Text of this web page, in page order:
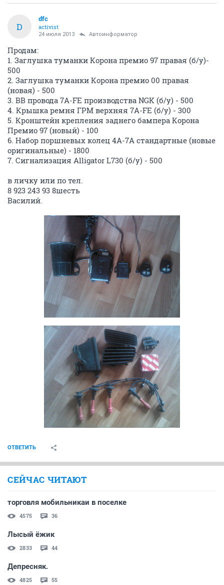
D
dfc
activist
24 июля 2013 Автоинформатор
Продам:
1. Заглушка туманки Корона премио 97 правая (б/у)-
500
2. Заглушка туманки Корона премио 00 правая
(новая) - 500
3. ВВ провода 7A-FE производства NGK (б/у) - 500
4. Крышка ремня ГРМ верхняя 7A-FE (б/у) - 300
5. Кронштейн крепления заднего бампера Корона
Премио 97 (новый) - 100
6. Набор поршневых колец 4A-7A стандартные (новые
оригинальные) - 1800
7. Сигнализация Alligator L730 (б/у) - 500
в личку или по тел.
8 923 243 93 8шесть
Василий.
ОТВЕТИТЬ
СЕЙЧАС ЧИТАЮТ
торговля мобильникаи в поселке
4575 36
Лысый ёжик
2833 44
Депресняк.
4825 55